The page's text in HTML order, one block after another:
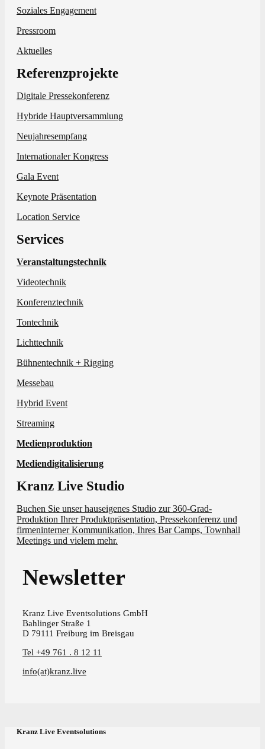
Soziales Engagement
Pressroom
Aktuelles
Referenzprojekte
Digitale Pressekonferenz
Hybride Hauptversammlung
Neujahresempfang
Internationaler Kongress
Gala Event
Keynote Präsentation
Location Service
Services
Veranstaltungstechnik
Videotechnik
Konferenztechnik
Tontechnik
Lichttechnik
Bühnentechnik + Rigging
Messebau
Hybrid Event
Streaming
Medienproduktion
Mediendigitalisierung
Kranz Live Studio
Buchen Sie unser hauseigenes Studio zur 360-Grad-
Produktion Ihrer Produktpräsentation, Pressekonferenz und
firmeninterner Kommunikation, Ihres Bar Camps, Townhall
Meetings und vielem mehr.
Newsletter
Kranz Live Eventsolutions GmbH
Bahlinger Straße 1
D 79111 Freiburg im Breisgau
Tel +49 761 . 8 12 11
info(at)kranz.live
Kranz Live Eventsolutions